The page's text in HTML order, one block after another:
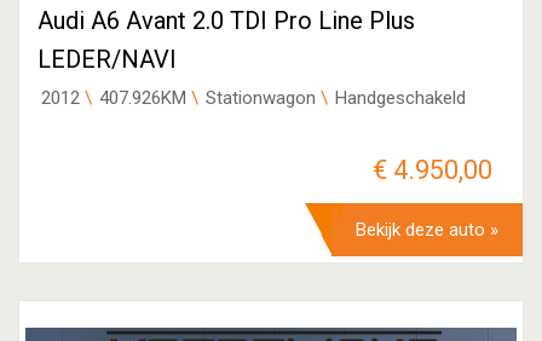
Audi A6 Avant 2.0 TDI Pro Line Plus
LEDER/NAVI
2012 407.926KM Stationwagon Handgeschakeld
€ 4.950,00
Bekijk deze auto »